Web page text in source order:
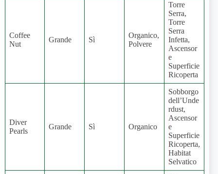
Coffee
Nut
Grande Sì
Organico,
Polvere
Torre
Serra,
Torre
Serra
Infetta,
Ascensor
e
Superficie
Ricoperta
Diver
Pearls
Grande Sì Organico
Sobborgo
dell’Unde
rdust,
Ascensor
e
Superficie
Ricoperta,
Habitat
Selvatico